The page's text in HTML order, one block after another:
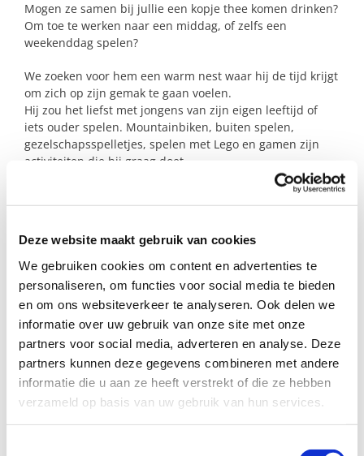
Deze website maakt gebruik van cookies
We gebruiken cookies om content en advertenties te
personaliseren, om functies voor social media te bieden
en om ons websiteverkeer te analyseren. Ook delen we
informatie over uw gebruik van onze site met onze
partners voor social media, adverteren en analyse. Deze
partners kunnen deze gegevens combineren met andere
informatie die u aan ze heeft verstrekt of die ze hebben
verzameld op basis van uw gebruik van hun services.
Mogen ze samen bij jullie een kopje thee komen drinken?
Om toe te werken naar een middag, of zelfs een
weekenddag spelen?
We zoeken voor hem een warm nest waar hij de tijd krijgt
om zich op zijn gemak te gaan voelen.
Hij zou het liefst met jongens van zijn eigen leeftijd of
iets ouder spelen. Mountainbiken, buiten spelen,
gezelschapsspelletjes, spelen met Lego en gamen zijn
activiteiten die hij graag doet.
Zijn jullie het steungezin waar deze lieve jongen welkom
Profiel steungezin
Wij zoeken een gezin in Groesbeek:
Met een jongen van 9 jaar of iets ouder;
Waar deze moeder en haar zoon in het
begin samen welkom zijn en dat de tijd
wil nemen om het contact op te bouwen;
Waar hij uiteindelijk op een
doordeweekse middag, of af en toe een